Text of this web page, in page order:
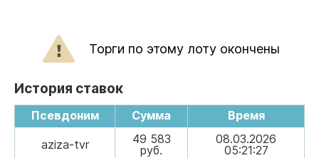
Торги по этому лоту окончены
История ставок
Псевдоним Сумма Время
aziza-tvr
49 583
руб.
08.03.2026
05:21:27